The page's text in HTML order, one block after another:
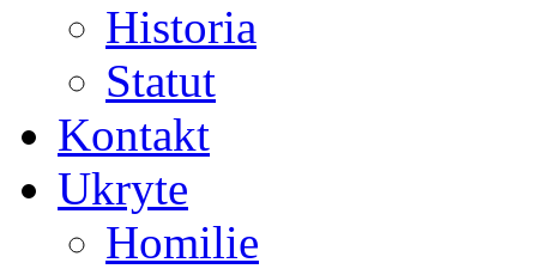
Historia
Statut
Kontakt
Ukryte
Homilie